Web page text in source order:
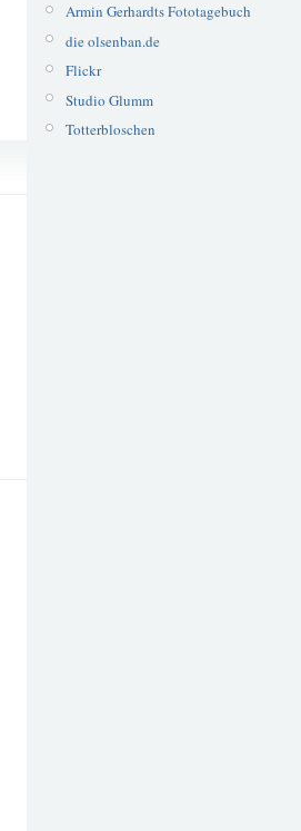
Armin Gerhardts Fototagebuch
die olsenban.de
Flickr
Studio Glumm
Totterbloschen